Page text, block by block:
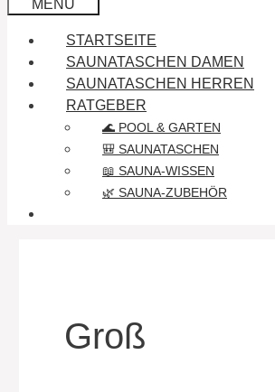
MENÜ
STARTSEITE
SAUNATASCHEN DAMEN
SAUNATASCHEN HERREN
RATGEBER
🌊 POOL & GARTEN
🎒 SAUNATASCHEN
📖 SAUNA-WISSEN
🌿 SAUNA-ZUBEHÖR
Groß